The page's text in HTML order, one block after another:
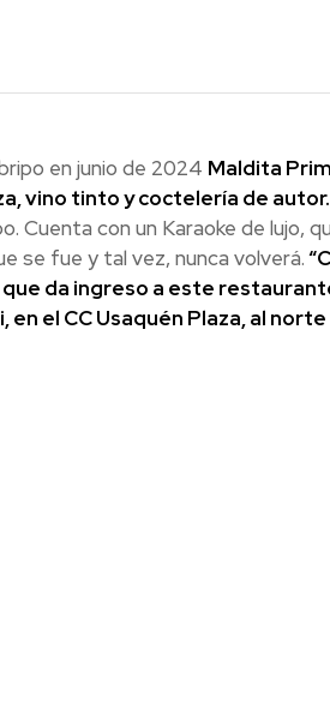
en junio de 2024 Maldita
vino tinto y coctelería de autor.
Cuenta con un Karaoke de lujo,
se fue y tal vez, nunca volverá.
da ingreso a este
en el CC Usaquén Plaza, al